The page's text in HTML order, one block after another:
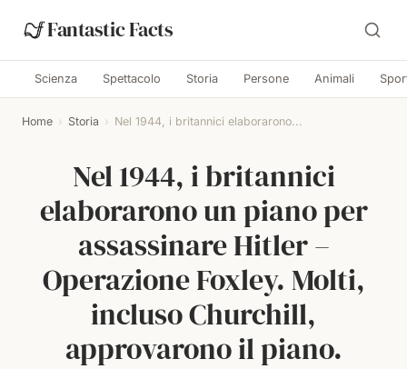
Fantastic Facts
Scienza Spettacolo Storia Persone Animali
Home › Storia › Nel 1944, i britannici elaborarono...
Nel 1944, i britannici
elaborarono un piano per
assassinare Hitler –
Operazione Foxley. Molti,
incluso Churchill,
approvarono il piano.